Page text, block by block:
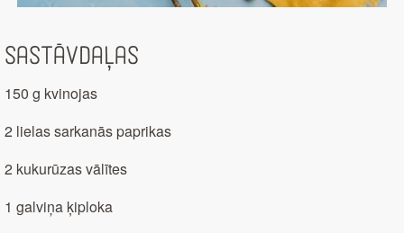
Sastāvdaļas
150 g kvinojas
2 lielas sarkanās paprikas
2 kukurūzas vālītes
1 galviņa ķiploka